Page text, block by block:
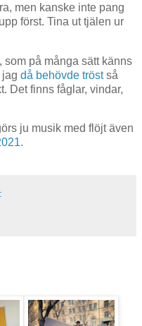
men kanske inte pang
först. Tina ut tjälen ur
som på många sätt känns
jag då behövde tröstså
Det finns fåglar, vindar,
ju musik med flöjt även
.